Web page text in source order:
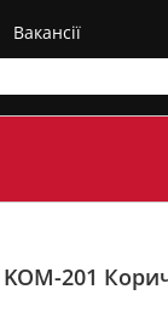
Вакансії
201